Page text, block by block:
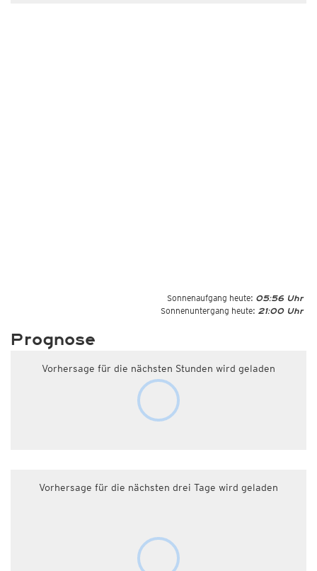
Sonnenaufgang heute: 05:56 Uhr
Sonnenuntergang heute: 21:00 Uhr
Prognose
Vorhersage für die nächsten Stunden wird geladen
Vorhersage für die nächsten drei Tage wird geladen